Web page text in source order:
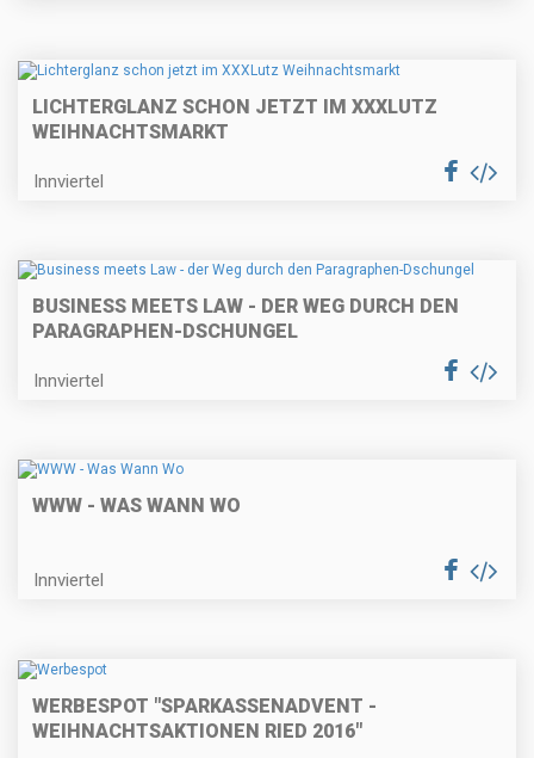
LICHTERGLANZ SCHON JETZT IM XXXLUTZ
WEIHNACHTSMARKT
Innviertel
BUSINESS MEETS LAW - DER WEG DURCH DEN
PARAGRAPHEN-DSCHUNGEL
Innviertel
WWW - WAS WANN WO
Innviertel
WERBESPOT "SPARKASSENADVENT -
WEIHNACHTSAKTIONEN RIED 2016"